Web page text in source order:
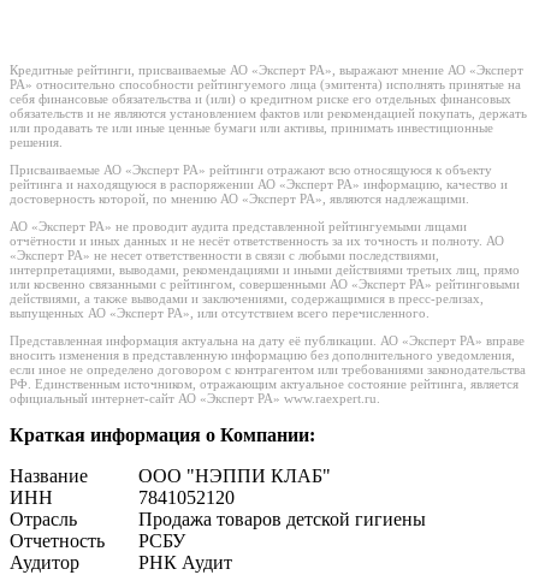
Кредитные рейтинги, присваиваемые АО «Эксперт РА», выражают мнение АО «Эксперт
РА» относительно способности рейтингуемого лица (эмитента) исполнять принятые на
себя финансовые обязательства и (или) о кредитном риске его отдельных финансовых
обязательств и не являются установлением фактов или рекомендацией покупать, держать
или продавать те или иные ценные бумаги или активы, принимать инвестиционные
решения.
Присваиваемые АО «Эксперт РА» рейтинги отражают всю относящуюся к объекту
рейтинга и находящуюся в распоряжении АО «Эксперт РА» информацию, качество и
достоверность которой, по мнению АО «Эксперт РА», являются надлежащими.
АО «Эксперт РА» не проводит аудита представленной рейтингуемыми лицами
отчётности и иных данных и не несёт ответственность за их точность и полноту. АО
«Эксперт РА» не несет ответственности в связи с любыми последствиями,
интерпретациями, выводами, рекомендациями и иными действиями третьих лиц, прямо
или косвенно связанными с рейтингом, совершенными АО «Эксперт РА» рейтинговыми
действиями, а также выводами и заключениями, содержащимися в пресс-релизах,
выпущенных АО «Эксперт РА», или отсутствием всего перечисленного.
Представленная информация актуальна на дату её публикации. АО «Эксперт РА» вправе
вносить изменения в представленную информацию без дополнительного уведомления,
если иное не определено договором с контрагентом или требованиями законодательства
РФ. Единственным источником, отражающим актуальное состояние рейтинга, является
официальный интернет-сайт АО «Эксперт РА» www.raexpert.ru.
Краткая информация о Компании:
Название
ООО "НЭППИ КЛАБ"
ИНН
7841052120
Отрасль
Продажа товаров детской гигиены
Отчетность
РСБУ
Аудитор
РНК Аудит